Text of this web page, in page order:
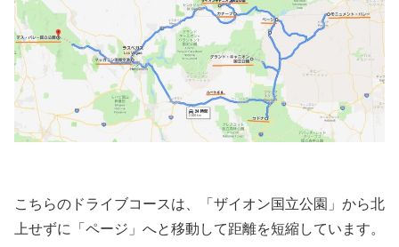
こちらのドライブコースは、「ザイオン国立公園」から北
上せずに「ページ」へと移動して距離を短縮しています。